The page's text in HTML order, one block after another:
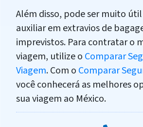
Além disso, pode ser muito
auxiliar em extravios de
imprevistos. Para contratar o
viagem, utilize o Comparar
Viagem. Com o Comparar
você conhecerá as melhores
sua viagem ao México.